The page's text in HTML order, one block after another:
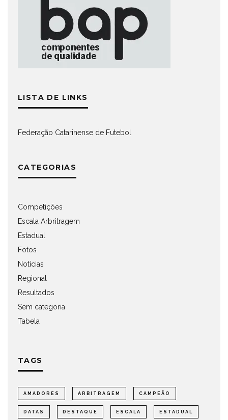
LISTA DE LINKS
Federação Catarinense de Futebol
CATEGORIAS
Competições
Escala Arbritragem
Estadual
Fotos
Notícias
Regional
Resultados
Sem categoria
Tabela
TAGS
AMADORES ARBITRAGEM CAMPEÃO
DATAS DESTAQUE ESCALA ESTADUAL